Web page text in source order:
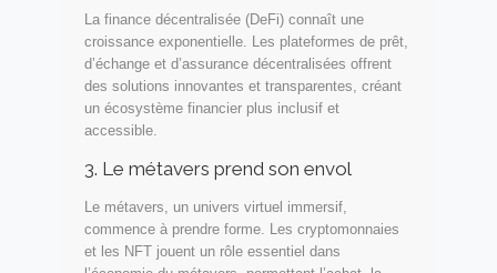
La finance décentralisée (DeFi) connaît une
croissance exponentielle. Les plateformes de prêt,
d’échange et d’assurance décentralisées offrent
des solutions innovantes et transparentes, créant
un écosystème financier plus inclusif et
accessible.
3. Le métavers prend son envol
Le métavers, un univers virtuel immersif,
commence à prendre forme. Les cryptomonnaies
et les NFT jouent un rôle essentiel dans